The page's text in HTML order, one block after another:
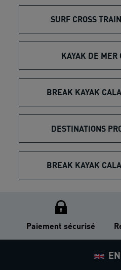
SURF CROSS
KAYAK DE MER
BREAK KAYAK
DESTINATIONS
BREAK KAYAK
Paiement sécurisé
EN